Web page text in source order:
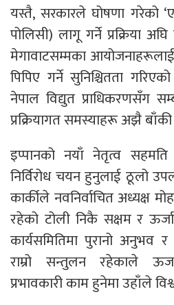
यस्तै, सरकारले घोषणा गरेको
पोलिसी) लागू गर्ने प्रक्रिया
मेगावाटसम्मका
पिपिए गर्ने सुनिश्चितता
नेपाल विद्युत प्राधिकरणसँग
प्रक्रियागत समस्याहरू अझै
इप्पानको नयाँ नेतृत्व
निर्विरोध चयन हुनुलाई ठूलो
कार्कीले नवनिर्वाचित अध्यक्ष
रहेको टोली निकै सक्षम र
कार्यसमितिमा पुरानो अनुभव
राम्रो सन्तुलन रहेकाले
प्रभावकारी काम हुनेमा उहाँले